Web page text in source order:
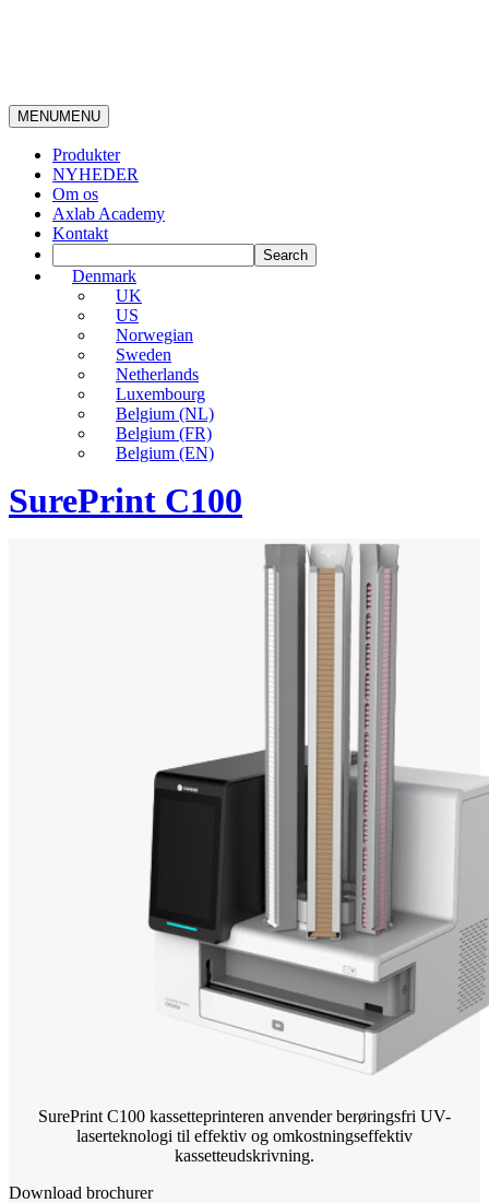
MENUMENU
Produkter
NYHEDER
Om os
Axlab Academy
Kontakt
Denmark
UK
US
Norwegian
Sweden
Netherlands
Luxembourg
Belgium (NL)
Belgium (FR)
Belgium (EN)
SurePrint C100
SurePrint C100 kassetteprinteren anvender berøringsfri UV-
laserteknologi til effektiv og omkostningseffektiv
kassetteudskrivning.
Download brochurer